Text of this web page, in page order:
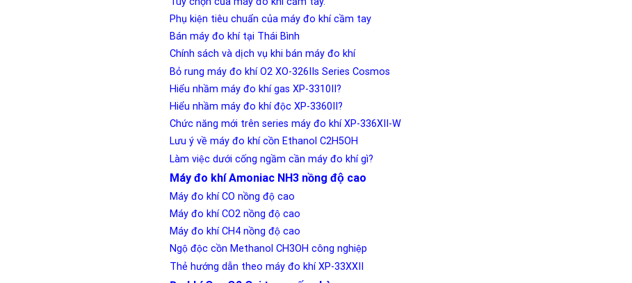
Phụ kiện tiêu chuẩn của máy đo khí cầm tay
Bán máy đo khí tại Thái Bình
Chính sách và dịch vụ khi bán máy đo khí
Bỏ rung máy đo khí O2 XO-326IIs Series Cosmos
Hiểu nhầm máy đo khí gas XP-3310II?
Hiểu nhầm máy đo khí độc XP-3360II?
Chức năng mới trên series máy đo khí XP-336XII-W
Lưu ý về máy đo khí cồn Ethanol C2H5OH
Làm việc dưới cống ngầm cần máy đo khí gì?
Máy đo khí Amoniac NH3 nồng độ cao
Máy đo khí CO nồng độ cao
Máy đo khí CO2 nồng độ cao
Máy đo khí CH4 nồng độ cao
Ngộ độc cồn Methanol CH3OH công nghiệp
Thẻ hướng dẫn theo máy đo khí XP-33XXII